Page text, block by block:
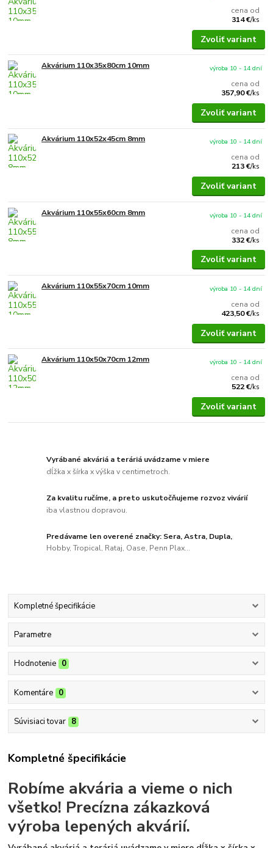
cena od
314 €/ks
Zvoliť variant
Akvárium 110x35x80cm 10mm
cena od
357,90 €/ks
výroba 10 - 14 dní
Zvoliť variant
Akvárium 110x52x45cm 8mm
cena od
213 €/ks
výroba 10 - 14 dní
Zvoliť variant
Akvárium 110x55x60cm 8mm
cena od
332 €/ks
výroba 10 - 14 dní
Zvoliť variant
Akvárium 110x55x70cm 10mm
cena od
423,50 €/ks
výroba 10 - 14 dní
Zvoliť variant
Akvárium 110x50x70cm 12mm
cena od
522 €/ks
výroba 10 - 14 dní
Zvoliť variant
Vyrábané akváriá a teráriá uvádzame v miere
dĺžka x šírka x výška v centimetroch.
Za kvalitu ručíme, a preto uskutočňujeme rozvoz vivárií
iba vlastnou dopravou.
Predávame len overené značky: Sera, Astra, Dupla,
Hobby, Tropical, Rataj, Oase, Penn Plax...
Kompletné špecifikácie
Parametre
Hodnotenie 0
Komentáre 0
Súvisiaci tovar 8
Kompletné špecifikácie
Robíme akvária a vieme o nich
všetko! Precízna zákazková
výroba lepených akvárií.